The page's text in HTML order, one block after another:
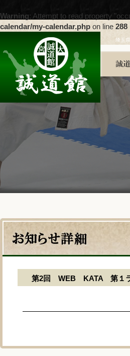
Warning: Attempt to read property
calendar/my-calendar.php on line 288
埼玉
第2回 WEB KATA 第１ラ